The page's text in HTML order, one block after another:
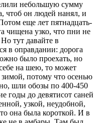
небольшую сумму
чтоб он людей нанял, и
еще лет пятнадцать-
чищена узко, что пни не
тут давайте в
в оправдании: дорога
было проехать, но
на шею, то может
зимой, потому что осенью
шли обозы по 400-450
годы до девятисот саней
узкой, неудобной,
она была короткой. И в